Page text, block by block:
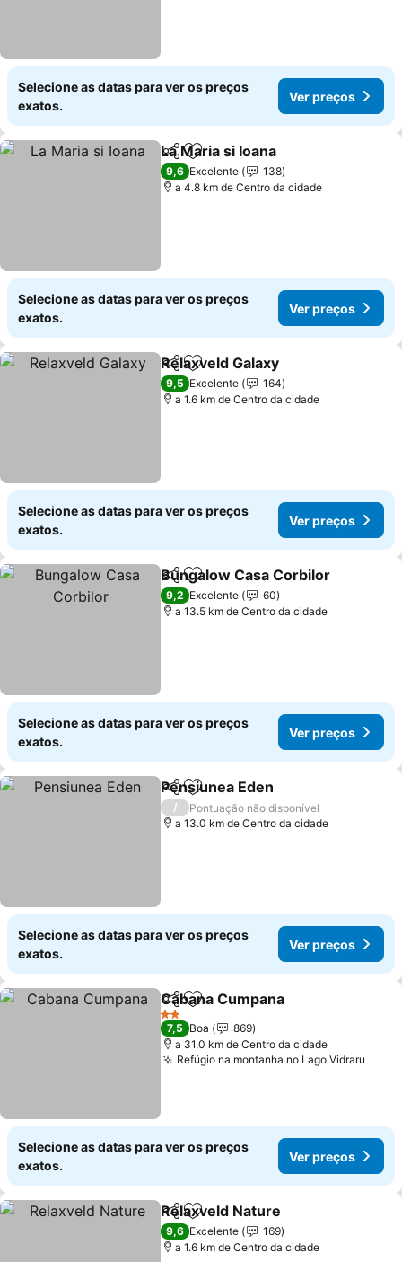
Selecione as datas para ver os preços
exatos.
Ver preços
PartilharAdicionar aos favoritos
La Maria si Ioana
9,6 Excelente
138
a 4.8 km de Centro da cidade
Selecione as datas para ver os preços
exatos.
Ver preços
PartilharAdicionar aos favoritos
Relaxveld Galaxy
9,5 Excelente
164
a 1.6 km de Centro da cidade
Selecione as datas para ver os preços
exatos.
Ver preços
PartilharAdicionar aos favoritos
Bungalow Casa Corbilor
9,2 Excelente
60
a 13.5 km de Centro da cidade
Selecione as datas para ver os preços
exatos.
Ver preços
PartilharAdicionar aos favoritos
Pensiunea Eden
/
Pontuação não disponível
a 13.0 km de Centro da cidade
Selecione as datas para ver os preços
exatos.
Ver preços
PartilharAdicionar aos favoritos
Cabana Cumpana
2 Estrelas
7,5 Boa
869
a 31.0 km de Centro da cidade
Refúgio na montanha no Lago Vidraru
Selecione as datas para ver os preços
exatos.
Ver preços
PartilharAdicionar aos favoritos
Relaxveld Nature
9,6 Excelente
169
a 1.6 km de Centro da cidade